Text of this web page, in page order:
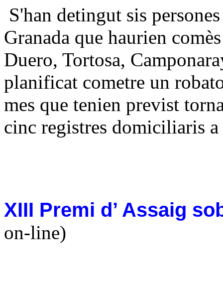
S'han detingut sis
Granada que haurien
Duero, Tortosa,
planificat cometre un
mes que tenien previst
cinc registres domiciliaris a
XIII Premi d’ Assaig
on-line)